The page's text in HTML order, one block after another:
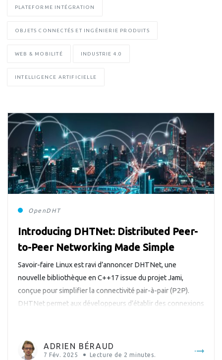
PLATEFORME INTÉGRATION
OBJETS CONNECTÉS ET INGÉNIERIE PRODUITS
WEB & MOBILITÉ INDUSTRIE 4.0
INTELLIGENCE ARTIFICIELLE
OpenDHT
Introducing DHTNet: Distributed Peer-
to-Peer Networking Made Simple
Savoir-faire Linux est ravi d’annoncer DHTNet, une
nouvelle bibliothèque en C++17 issue du projet Jami,
conçue pour simplifier la connectivité pair-à-pair (P2P).
DHTNet permet aux développeurs d’établir des connexions
centralisée ou d’un adressage IP direct. [L’introduction est
en français, […]
ADRIEN BÉRAUD
7 Fév. 2025 Lecture de 2 minutes.